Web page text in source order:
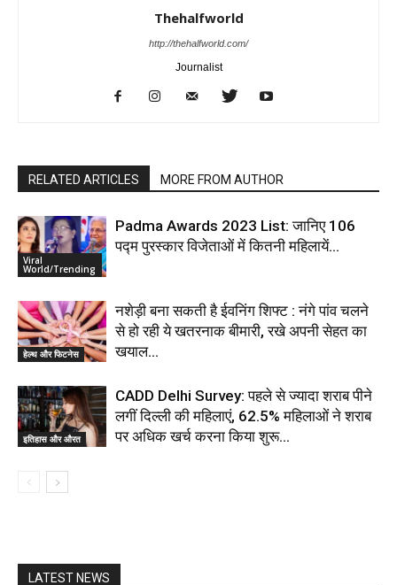
Thehalfworld
http://thehalfworld.com/
Journalist
RELATED ARTICLES MORE FROM AUTHOR
Viral
World/Trending
Padma Awards 2023 List: जानिए 106
पद्म पुरस्कार विजेताओं में कितनी महिलायें…
हेल्थ और फिटनेस
नशेड़ी बना सकती है ईवनिंग शिफ्ट : नंगे पांव चलने
से हो रही ये खतरनाक बीमारी, रखे अपनी सेहत का
खयाल…
इतिहास और औरत
CADD Delhi Survey: पहले से ज्यादा शराब पीने
लगीं दिल्ली की महिलाएं, 62.5% महिलाओं ने शराब
पर अधिक खर्च करना किया शुरू…
LATEST NEWS